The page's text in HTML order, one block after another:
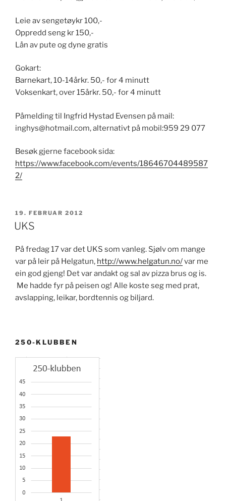
Leie av sengetøy​kr 100,-
Oppredd seng ​kr 150,-
Lån av pute og dyne ​gratis
Gokart:​
Barnekart, 10-14år​kr. 50,- for 4 minutt
​Voksenkart, over 15år​kr. 50,- for 4 minutt
Påmelding til Ingfrid Hystad Evensen på mail:
inghys@hotmail.com, alternativt på mobil:959 29 077
Besøk gjerne facebook sida:
https://www.facebook.com/events/18646704489587
2/
PUBLISERT
19. FEBRUAR 2012
UKS
På fredag 17 var det UKS som vanleg. Sjølv om mange
var på leir på Helgatun, http://www.helgatun.no/var me
ein god gjeng! Det var andakt og sal av pizza brus og is.
Me hadde fyr på peisen og! Alle koste seg med prat,
avslapping, leikar, bordtennis og biljard.
250-KLUBBEN